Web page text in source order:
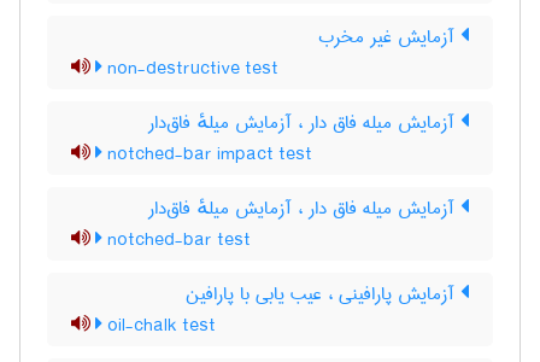
آزمایش غیر مخرب
non-destructive test
آزمایش میله فاق دار ، آزمایش میلهٔ فاق‌دار
notched-bar impact test
آزمایش میله فاق دار ، آزمایش میلهٔ فاق‌دار
notched-bar test
آزمایش پارافینی ، عیب یابی با پارافین
oil-chalk test